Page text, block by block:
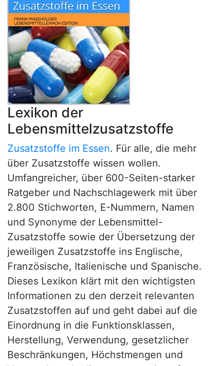
Lexikon der
Lebensmittelzusatzstoffe
Zusatzstoffe im Essen. Für alle, die mehr
über Zusatzstoffe wissen wollen.
Umfangreicher, über 600-Seiten-starker
Ratgeber und Nachschlagewerk mit über
2.800 Stichworten, E-Nummern, Namen
und Synonyme der Lebensmittel-
Zusatzstoffe sowie der Übersetzung der
jeweiligen Zusatzstoffe ins Englische,
Französische, Italienische und Spanische.
Dieses Lexikon klärt mit den wichtigsten
Informationen zu den derzeit relevanten
Zusatzstoffen auf und geht dabei auf die
Einordnung in die Funktionsklassen,
Herstellung, Verwendung, gesetzlicher
Beschränkungen, Höchstmengen und